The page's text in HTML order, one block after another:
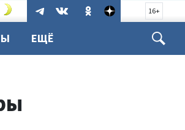
16+
ЕЩЁ